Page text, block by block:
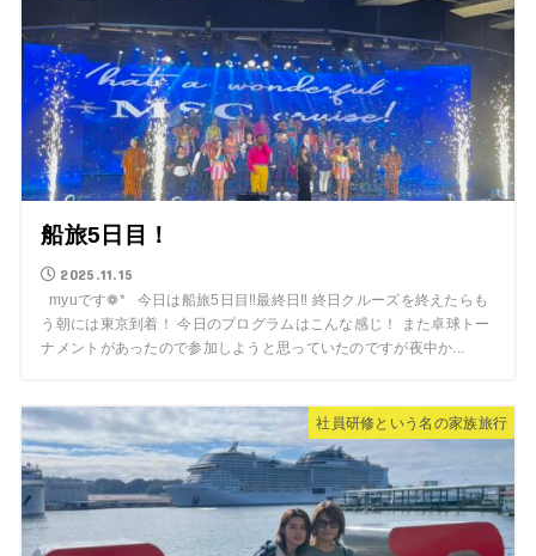
船旅5日目！
2025.11.15
myuです❁* 今日は船旅5日目‼︎最終日‼︎ 終日クルーズを終えたらも
う朝には東京到着！ 今日のプログラムはこんな感じ！ また卓球トー
ナメントがあったので参加しようと思っていたのですが夜中か...
社員研修という名の家族旅行